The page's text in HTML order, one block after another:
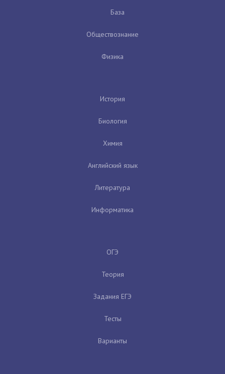
База
Обществознание
Физика
История
Биология
Химия
Английский язык
Литература
Информатика
ОГЭ
Теория
Задания ЕГЭ
Тесты
Варианты